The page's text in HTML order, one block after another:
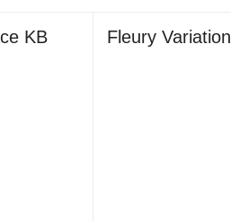
KB Fleury Variation